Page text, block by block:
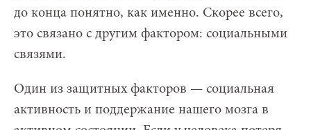
до конца понятно, как именно. Скорее всего,
это связано с другим фактором: социальными
связями.
Один из защитных факторов — социальная
активность и поддержание нашего мозга в